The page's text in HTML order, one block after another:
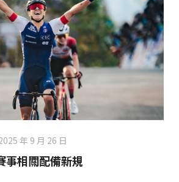
年 9 月 26 日
事相關配備新規